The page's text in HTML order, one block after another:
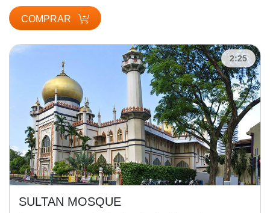
COMPRAR
2:25
SULTAN MOSQUE